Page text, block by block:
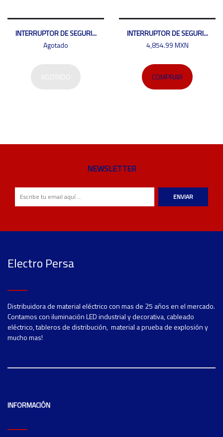
INTERRUPTOR DE SEGURI...
Agotado
INTERRUPTOR DE SEGURI...
4,854.99 MXN
COMPRAR
NEWSLETTER
ENVIAR
Electro Persa
Distribuidora de material eléctrico con mas de 25 años en el mercado.
Contamos con iluminación LED industrial y decorativa, cableado
eléctrico, tableros de distribución, material a prueba de explosión y
mucho mas!
INFORMACIÓN